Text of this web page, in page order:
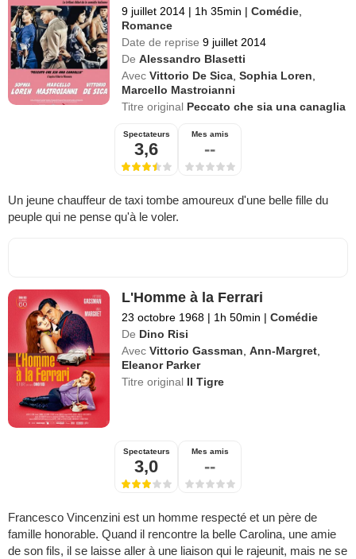
9 juillet 2014 | 1h 35min | Comédie
Romance
Date de reprise 9 juillet 2014
De Alessandro Blasetti
Avec Vittorio De Sica ,Sophia Loren
Marcello Mastroianni
Titre original Peccato che sia una canaglia
Spectateurs
3,6
Mes amis
--
Un jeune chauffeur de taxi tombe amoureux d'une belle fille du
peuple qui ne pense qu'à le voler.
L'Homme à la Ferrari
23 octobre 1968 | 1h 50min | Comédie
De Dino Risi
Avec Vittorio Gassman ,Ann-Margret
Eleanor Parker
Titre original Il Tigre
Spectateurs
3,0
Mes amis
--
Francesco Vincenzini est un homme respecté et un père de
famille honorable. Quand il rencontre la belle Carolina, une amie
de son fils, il se laisse aller à une liaison qui le rajeunit, mais ne se